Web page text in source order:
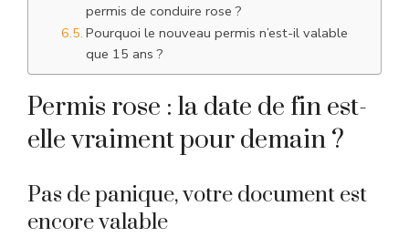
permis de conduire rose ?
Pourquoi le nouveau permis n’est-il valable
que 15 ans ?
Permis rose : la date de fin est-
elle vraiment pour demain ?
Pas de panique, votre document est
encore valable